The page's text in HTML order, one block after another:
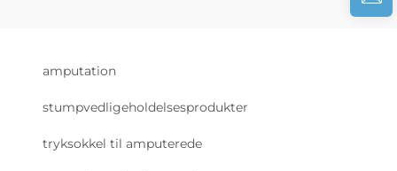
amputation
stumpvedligeholdelsesprodukter
tryksokkel til amputerede